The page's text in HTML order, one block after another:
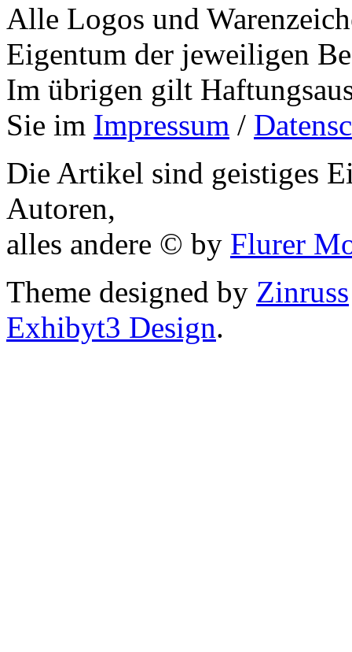
Alle Logos und
Eigentum der jeweiligen
Im übrigen gilt
Sie im Impressum /
Die Artikel sind geistiges
Autoren,
alles andere © by Flurer
Theme designed by Zinruss
Exhibyt3 Design.